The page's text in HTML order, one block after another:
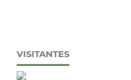
VISITANTES